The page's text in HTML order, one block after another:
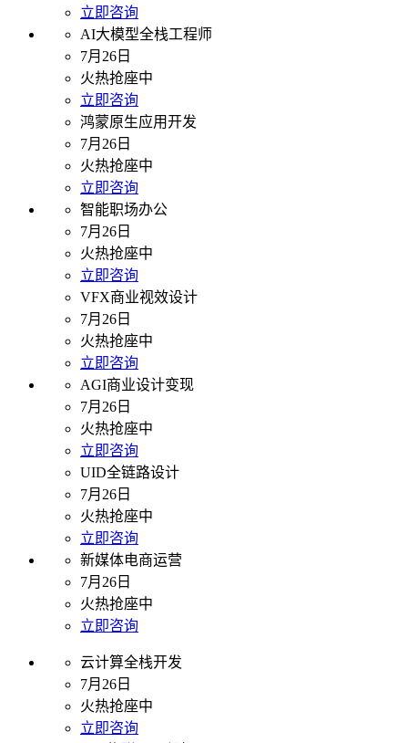
立即咨询
AI大模型全栈工程师
7月26日
火热抢座中
立即咨询
鸿蒙原生应用开发
7月26日
火热抢座中
立即咨询
智能职场办公
7月26日
火热抢座中
立即咨询
VFX商业视效设计
7月26日
火热抢座中
立即咨询
AGI商业设计变现
7月26日
火热抢座中
立即咨询
UID全链路设计
7月26日
火热抢座中
立即咨询
新媒体电商运营
7月26日
火热抢座中
立即咨询
云计算全栈开发
7月26日
火热抢座中
立即咨询